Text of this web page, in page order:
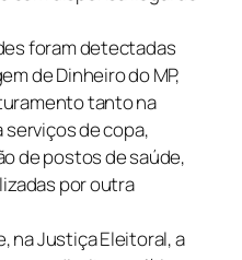
foram detectadas
de Dinheiro do MP,
tanto na
de copa,
de postos de saúde,
por outra
na Justiça Eleitoral, a